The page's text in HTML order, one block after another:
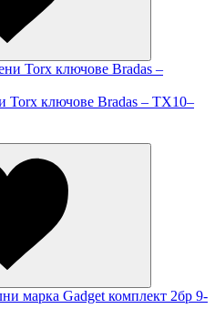
Torx ключове Bradas – TX10–